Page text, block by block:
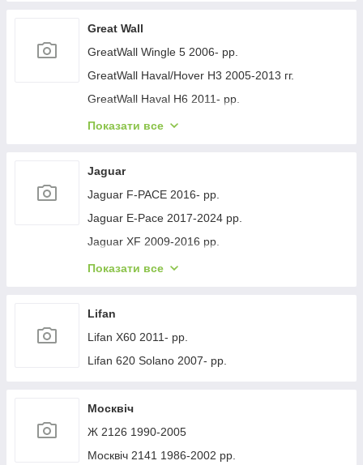
Geely Emgrand EC7 2009- рр.
Geely Emgrand X7 2011- рр.
Geely LC Cross 2008-2016 гг.
Geely MK 2006-2014 рр.
Geely MK Cross 2010-2016 рр.
Great Wall
GreatWall Wingle 5 2006- рр.
GreatWall Haval/Hover H3 2005-2013 гг.
GreatWall Haval H6 2011- рр.
GreatWall Haval F7 2018-2024 рр.
Показати все
Jaguar
Jaguar F-PACE 2016- рр.
Jaguar E-Pace 2017-2024 рр.
Jaguar XF 2009-2016 рр.
Jaguar XF 2016- рр.
Jaguar XJ 2010-хв.
Показати все
Lifan
Lifan X60 2011- рр.
Lifan 620 Solano 2007- рр.
Москвіч
Ж 2126 1990-2005
Москвіч 2141 1986-2002 рр.